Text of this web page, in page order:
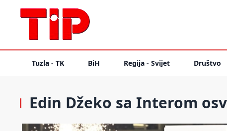
Tuzla - TK BiH Regija - Svijet Društvo
Edin Džeko sa Interom